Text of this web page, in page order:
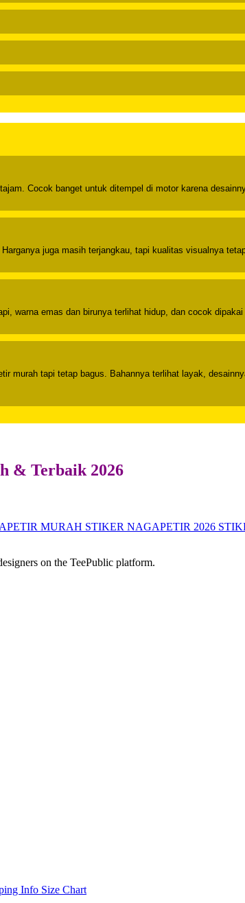
Cocok banget untuk ditempel di motor karena
juga masih terjangkau, tapi kualitas visualnya
warna emas dan birunya terlihat hidup, dan cocok
murah tapi tetap bagus. Bahannya terlihat layak,
& Terbaik 2026
MURAH STIKER NAGAPETIR 2026
on the TeePublic platform.
Info Size Chart